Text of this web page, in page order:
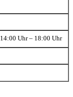
14:00 Uhr – 18:00 Uhr